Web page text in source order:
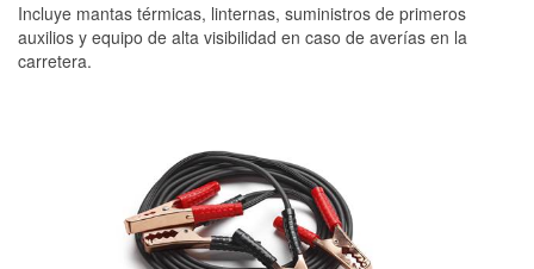
Incluye mantas térmicas, linternas, suministros de primeros
auxilios y equipo de alta visibilidad en caso de averías en la
carretera.